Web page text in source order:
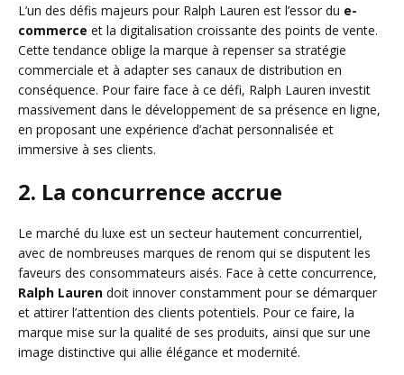
L’un des défis majeurs pour Ralph Lauren est l’essor du e-
commerce et la digitalisation croissante des points de vente.
Cette tendance oblige la marque à repenser sa stratégie
commerciale et à adapter ses canaux de distribution en
conséquence. Pour faire face à ce défi, Ralph Lauren investit
massivement dans le développement de sa présence en ligne,
en proposant une expérience d’achat personnalisée et
immersive à ses clients.
2. La concurrence accrue
Le marché du luxe est un secteur hautement concurrentiel,
avec de nombreuses marques de renom qui se disputent les
faveurs des consommateurs aisés. Face à cette concurrence,
Ralph Lauren doit innover constamment pour se démarquer
et attirer l’attention des clients potentiels. Pour ce faire, la
marque mise sur la qualité de ses produits, ainsi que sur une
image distinctive qui allie élégance et modernité.